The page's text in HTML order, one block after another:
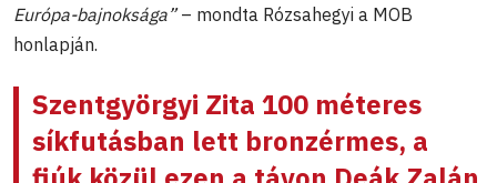
Európa-bajnoksága”– mondta Rózsahegyi a MOB
honlapján.
Szentgyörgyi Zita 100 méteres
síkfutásban lett bronzérmes, a